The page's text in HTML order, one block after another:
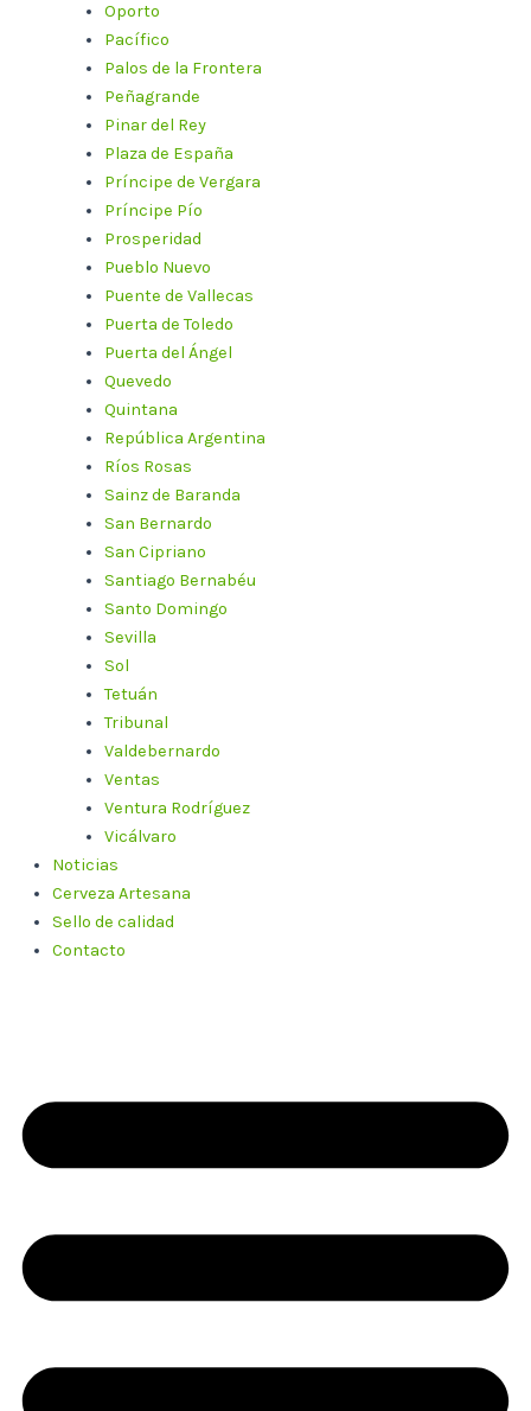
Oporto
Pacífico
Palos de la Frontera
Peñagrande
Pinar del Rey
Plaza de España
Príncipe de Vergara
Príncipe Pío
Prosperidad
Pueblo Nuevo
Puente de Vallecas
Puerta de Toledo
Puerta del Ángel
Quevedo
Quintana
República Argentina
Ríos Rosas
Sainz de Baranda
San Bernardo
San Cipriano
Santiago Bernabéu
Santo Domingo
Sevilla
Sol
Tetuán
Tribunal
Valdebernardo
Ventas
Ventura Rodríguez
Vicálvaro
Noticias
Cerveza Artesana
Sello de calidad
Contacto